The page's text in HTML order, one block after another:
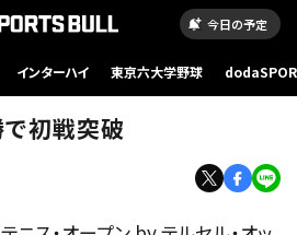
今日の予定
インターハイ 東京六大学野球
初戦突破